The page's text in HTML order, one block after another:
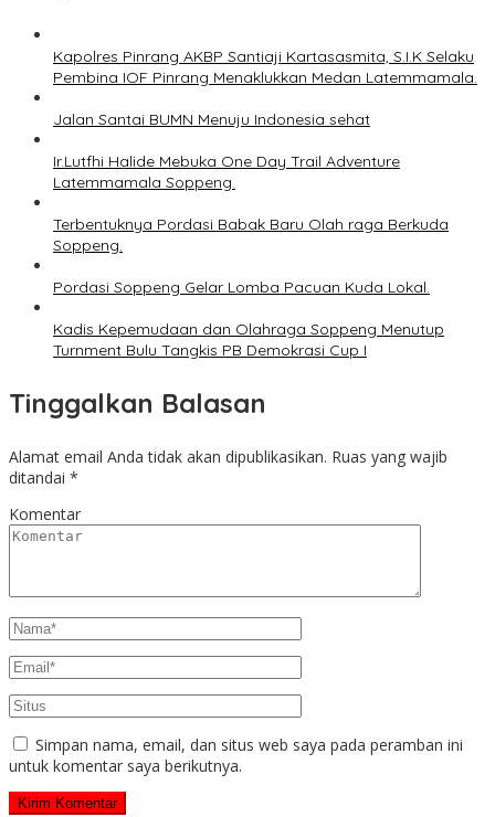
Kapolres Pinrang AKBP Santiaji Kartasasmita, S.I.K Selaku
Pembina IOF Pinrang Menaklukkan Medan Latemmamala.
Jalan Santai BUMN Menuju Indonesia sehat
Ir.Lutfhi Halide Mebuka One Day Trail Adventure
Latemmamala Soppeng.
Terbentuknya Pordasi Babak Baru Olah raga Berkuda
Soppeng.
Pordasi Soppeng Gelar Lomba Pacuan Kuda Lokal.
Kadis Kepemudaan dan Olahraga Soppeng Menutup
Turnment Bulu Tangkis PB Demokrasi Cup I
Tinggalkan Balasan
Alamat email Anda tidak akan dipublikasikan. Ruas yang wajib
ditandai *
Komentar
Simpan nama, email, dan situs web saya pada peramban ini
untuk komentar saya berikutnya.